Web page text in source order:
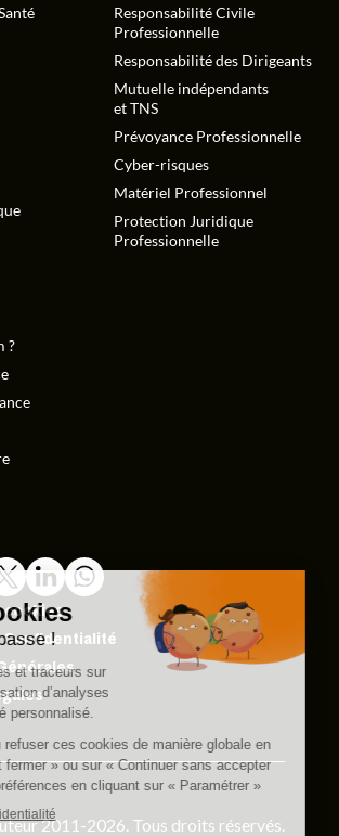
Responsabilité Civile
Professionnelle
Responsabilité des Dirigeants
Mutuelle indépendants
et TNS
Prévoyance Professionnelle
Cyber-risques
Matériel Professionnel
Protection Juridique
Professionnelle
?
cookies
Confidentialité
2011-2026. Tous droits réservés.